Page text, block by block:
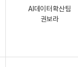
AI데이터확산팀
권보라